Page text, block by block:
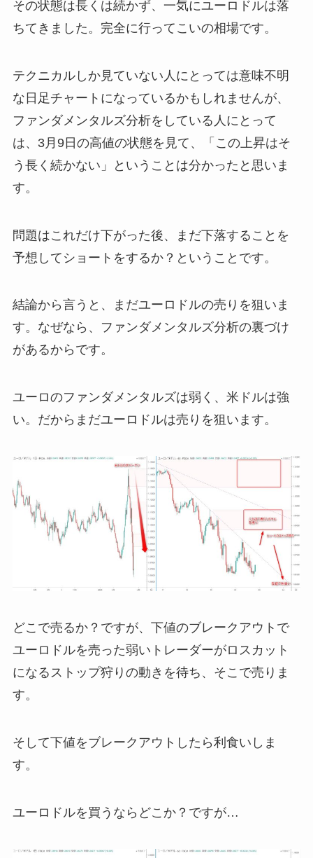
その状態は長くは続かず、一気にユーロドルは落
ちてきました。完全に行ってこいの相場です。
テクニカルしか見ていない人にとっては意味不明
な日足チャートになっているかもしれませんが、
ファンダメンタルズ分析をしている人にとって
は、3月9日の高値の状態を見て、「この上昇はそ
う長く続かない」ということは分かったと思いま
す。
問題はこれだけ下がった後、まだ下落することを
予想してショートをするか？ということです。
結論から言うと、まだユーロドルの売りを狙いま
す。なぜなら、ファンダメンタルズ分析の裏づけ
があるからです。
ユーロのファンダメンタルズは弱く、米ドルは強
い。だからまだユーロドルは売りを狙います。
どこで売るか？ですが、下値のブレークアウトで
ユーロドルを売った弱いトレーダーがロスカット
になるストップ狩りの動きを待ち、そこで売りま
す。
そして下値をブレークアウトしたら利食いしま
す。
ユーロドルを買うならどこか？ですが…